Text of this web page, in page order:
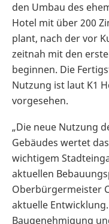
den Umbau des
Hotel mit über 200
plant, nach der vor
zeitnah mit den
beginnen. Die
Nutzung ist laut K1
vorgesehen.
„Die neue Nutzung
Gebäudes wertet
wichtigem
aktuellen
Oberbürgermeister
aktuelle
Baugenehmigung